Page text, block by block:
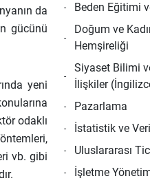
da
gücünü
yeni
odaklı
vb. gibi
Beden Eğitimi
Doğum ve
Hemşireliği
Siyaset Bilimi
İlişkiler
Pazarlama
İstatistik ve
Uluslararası
İşletme